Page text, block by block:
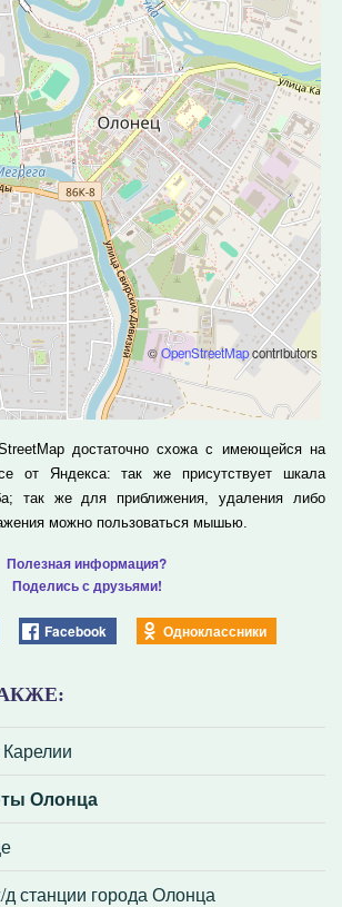
Олонца
станции города Олонца
©OpenStreetMapcontributors
достаточно схожа с имеющейся на
от Яндекса: так же присутствует шкала
так же для приближения, удаления либо
можно пользоваться мышью.
Полезная информация?
Поделись с друзьями!
Facebook Одноклассники